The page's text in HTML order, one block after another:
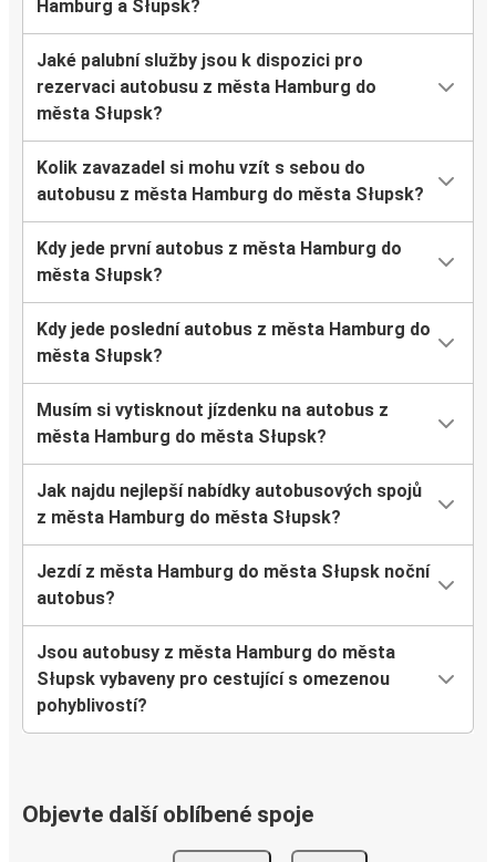
Hamburg a Słupsk?
Jaké palubní služby jsou k dispozici pro
rezervaci autobusu z města Hamburg do
města Słupsk?
Kolik zavazadel si mohu vzít s sebou do
autobusu z města Hamburg do města Słupsk?
Kdy jede první autobus z města Hamburg do
města Słupsk?
Kdy jede poslední autobus z města Hamburg do
města Słupsk?
Musím si vytisknout jízdenku na autobus z
města Hamburg do města Słupsk?
Jak najdu nejlepší nabídky autobusových spojů
z města Hamburg do města Słupsk?
Jezdí z města Hamburg do města Słupsk noční
autobus?
Jsou autobusy z města Hamburg do města
Słupsk vybaveny pro cestující s omezenou
pohyblivostí?
Objevte další oblíbené spoje